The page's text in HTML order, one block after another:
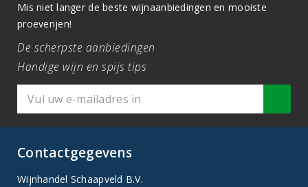
Mis niet langer de beste wijnaanbiedingen en mooiste
proeverijen!
De scherpste aanbiedingen
Handige wijn en spijs tips
Contactgegevens
Wijnhandel Schaapveld B.V.